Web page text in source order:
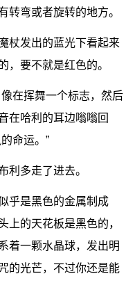
转弯或者旋转的地方。
杖发出的蓝光下看起来
，要不就是红色的。
在挥舞一个标志，然后
在哈利的耳边嗡嗡回
命运。”
利多走了进去。
乎是黑色的金属制成
上的天花板是黑色的，
着一颗水晶球，发出明
的光芒，不过你还是能